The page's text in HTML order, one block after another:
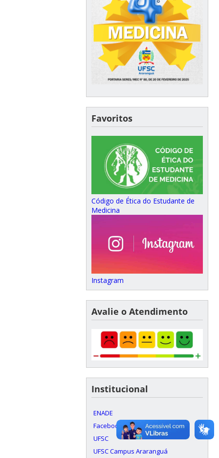
Favoritos
Código de Ética do Estudante de
Medicina
Instagram
Avalie o Atendimento
Institucional
ENADE
Facebook
UFSC
UFSC Campus Araranguá